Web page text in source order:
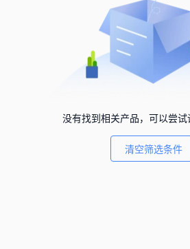
没有找到相关产品，可以尝
清空筛选条件